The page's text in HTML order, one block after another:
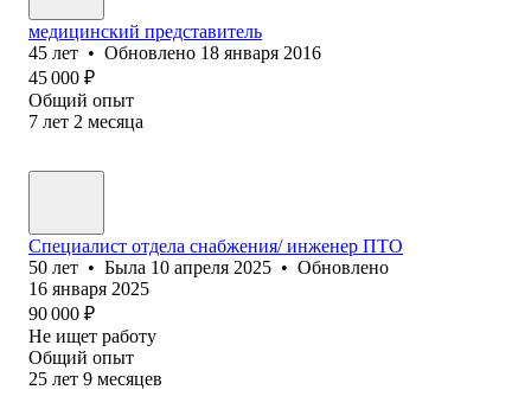
медицинский представитель
45 лет • Обновлено 18 января 2016
45 000 ₽
Общий опыт
7 лет 2 месяца
Специалист отдела снабжения/ инженер ПТО
50 лет • Была 10 апреля 2025 • Обновлено
16 января 2025
90 000 ₽
Не ищет работу
Общий опыт
25 лет 9 месяцев